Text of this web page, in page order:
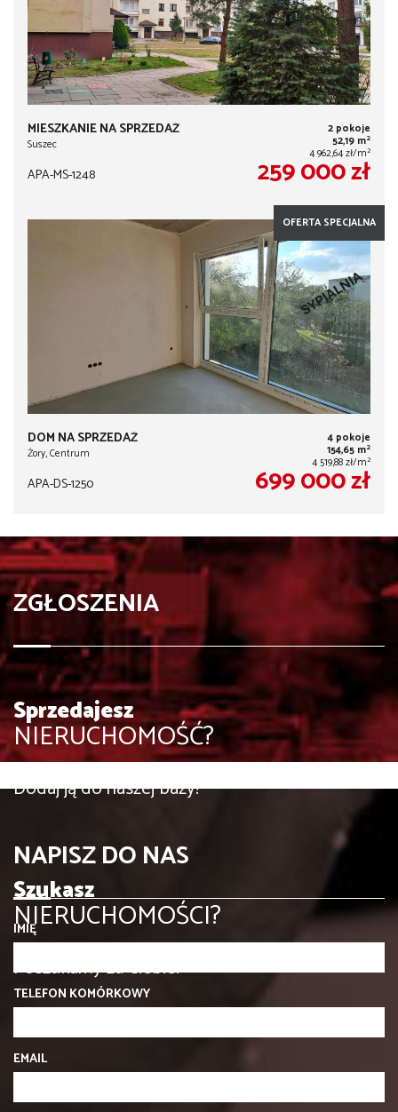
MIESZKANIE NA SPRZEDAŻ
Suszec
2 pokoje
52,19 m2
4 962,64 zł/m2
APA-MS-1248 259 000 zł
OFERTA SPECJALNA
DOM NA SPRZEDAŻ
Żory, Centrum
4 pokoje
154,65 m2
4 519,88 zł/m2
APA-DS-1250 699 000 zł
ZGŁOSZENIA
Sprzedajesz
NIERUCHOMOŚĆ?
Dodaj ją do naszej bazy!
Szukasz
NIERUCHOMOŚCI?
Poszukamy za Ciebie!
NAPISZ DO NAS
IMIĘ
TELEFON KOMÓRKOWY
EMAIL